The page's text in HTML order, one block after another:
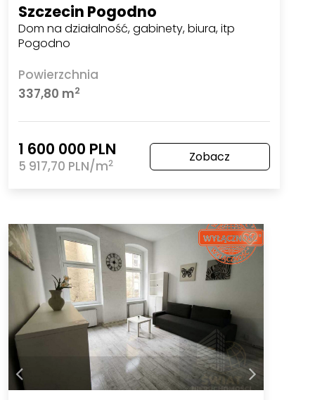
Szczecin Pogodno
Dom na działalność, gabinety, biura, itp
Pogodno
Powierzchnia
337,80 m2
1 600 000 PLN
5 917,70 PLN/m2 Zobacz